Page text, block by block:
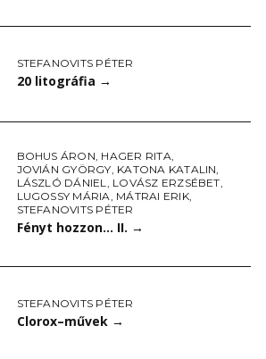
STEFANOVITS PÉTER
20 litográfia →
BOHUS ÁRON, HAGER RITA,
JOVIÁN GYÖRGY, KATONA KATALIN,
LÁSZLÓ DÁNIEL, LOVÁSZ ERZSÉBET,
LUGOSSY MÁRIA, MÁTRAI ERIK,
STEFANOVITS PÉTER
Fényt hozzon… II. →
STEFANOVITS PÉTER
Clorox–művek →